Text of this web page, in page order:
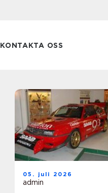
KONTAKTA OSS
05. juli 2026
admin